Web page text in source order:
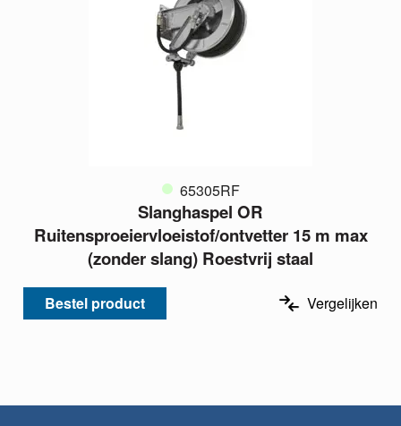
65305RF
Slanghaspel OR
Ruitensproeiervloeistof/ontvetter 15 m max
(zonder slang) Roestvrij staal
Bestel product Vergelijken